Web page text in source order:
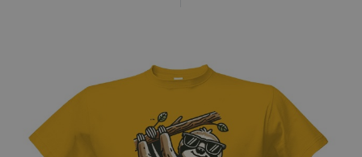
Přizpůsobitelný motiv